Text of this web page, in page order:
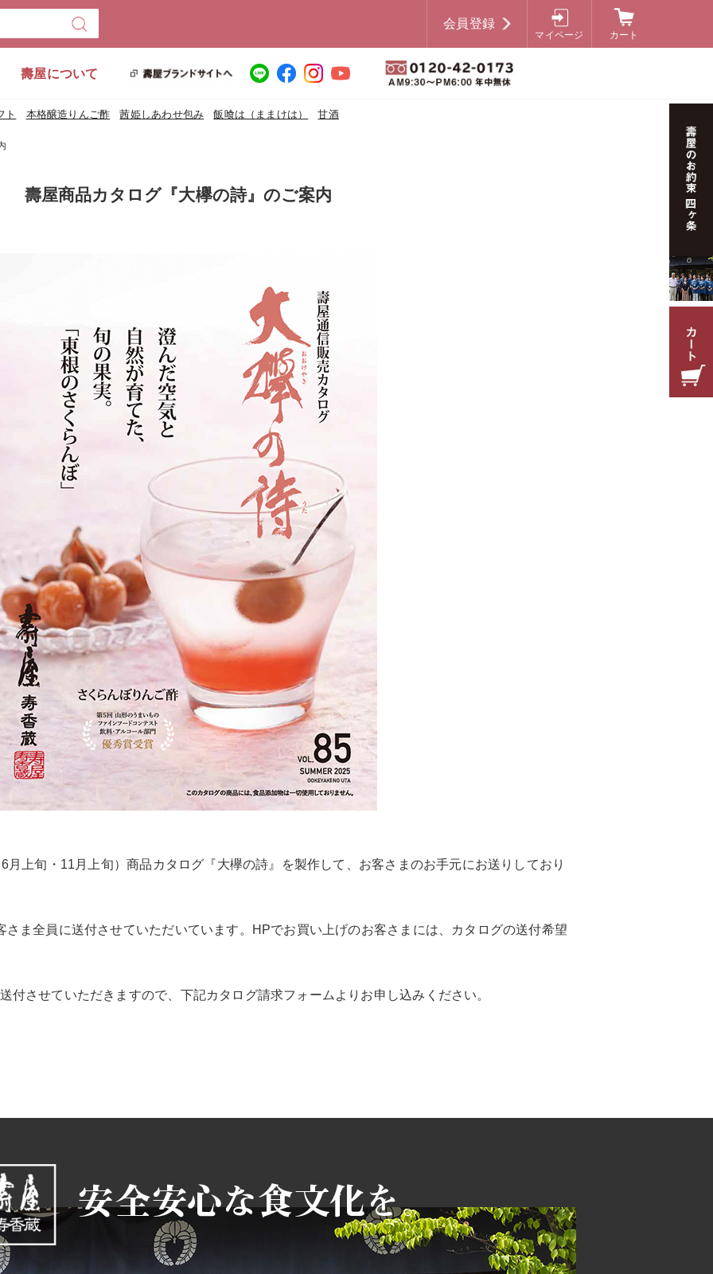
会員登録
マイページ カート
壽屋について
ト 本格醸造りんご酢 茜姫しあわせ包み 飯喰は（ままけは） 甘酒
壽屋商品カタログ『大欅の詩』のご案内
上旬・11月上旬）商品カタログ『大欅の詩』を製作して、お客さまのお手元にお送りしており
ま全員に送付させていただいています。HPでお買い上げのお客さまには、カタログの送付希望
付させていただきますので、下記カタログ請求フォームよりお申し込みください。